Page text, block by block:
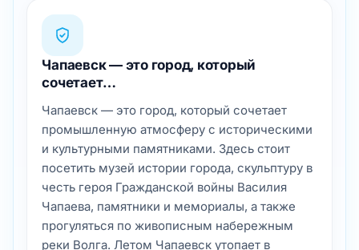
Чапаевск — это город, который
сочетает…
Чапаевск — это город, который сочетает
промышленную атмосферу с историческими
и культурными памятниками. Здесь стоит
посетить музей истории города, скульптуру в
честь героя Гражданской войны Василия
Чапаева, памятники и мемориалы, а также
прогуляться по живописным набережным
реки Волга. Летом Чапаевск утопает в